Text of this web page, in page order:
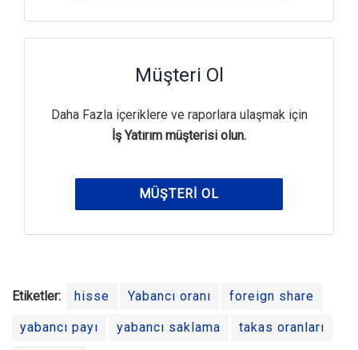
Müşteri Ol
Daha Fazla içeriklere ve raporlara ulaşmak için
İş Yatırım müşterisi olun.
MÜŞTERI OL
Etiketler: hisse Yabancı oranı foreign share
yabancı payı yabancı saklama takas oranları